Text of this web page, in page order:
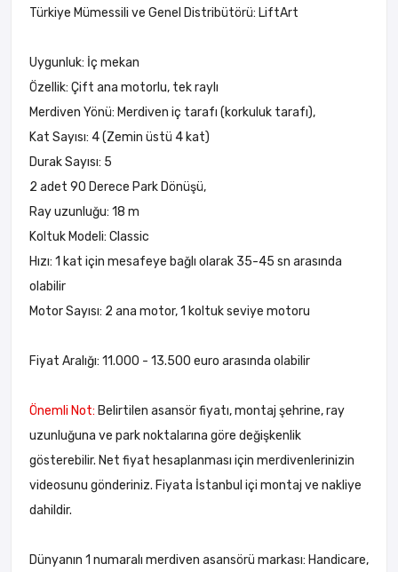
Türkiye Mümessili ve Genel Distribütörü: LiftArt
Uygunluk: İç mekan
Özellik: Çift ana motorlu, tek raylı
Merdiven Yönü: Merdiven iç tarafı (korkuluk tarafı),
Kat Sayısı: 4 (Zemin üstü 4 kat)
Durak Sayısı: 5
2 adet 90 Derece Park Dönüşü,
Ray uzunluğu: 18 m
Koltuk Modeli: Classic
Hızı: 1 kat için mesafeye bağlı olarak 35-45 sn arasında
olabilir
Motor Sayısı: 2 ana motor, 1 koltuk seviye motoru
Fiyat Aralığı: 11.000 - 13.500 euro arasında olabilir
Önemli Not: Belirtilen asansör fiyatı, montaj şehrine, ray
uzunluğuna ve park noktalarına göre değişkenlik
gösterebilir. Net fiyat hesaplanması için merdivenlerinizin
videosunu gönderiniz. Fiyata İstanbul içi montaj ve nakliye
dahildir.
Dünyanın 1 numaralı merdiven asansörü markası: Handicare,